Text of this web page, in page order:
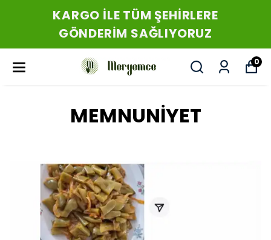
2500₺ VE ÜZERİ SİPARİŞLERDE
ÜCRETSİZ KARGO
0
MEMNUNİYET